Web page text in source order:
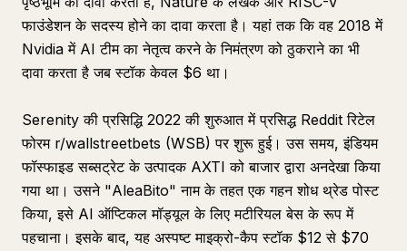
फाउंडेशन के सदस्य होने का दावा करता है। यहां तक कि वह 2018 में
Nvidia में AI टीम का नेतृत्व करने के निमंत्रण को ठुकराने का भी
दावा करता है जब स्टॉक केवल $6 था।
Serenity की प्रसिद्धि 2022 की शुरुआत में प्रसिद्ध Reddit रिटेल
फोरम r/wallstreetbets (WSB) पर शुरू हुई। उस समय, इंडियम
फॉस्फाइड सब्सट्रेट के उत्पादक AXTI को बाजार द्वारा अनदेखा किया
गया था। उसने "AleaBito" नाम के तहत एक गहन शोध थ्रेड पोस्ट
किया, इसे AI ऑप्टिकल मॉड्यूल के लिए मटीरियल बेस के रूप में
पहचाना। इसके बाद, यह अस्पष्ट माइक्रो-कैप स्टॉक $12 से $70